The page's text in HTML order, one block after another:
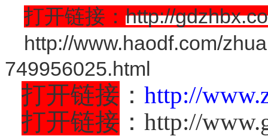
打开链接： http://
http://www.haodf.com/
749956025.html
打开链接 ： http://
打开链接 ：http://